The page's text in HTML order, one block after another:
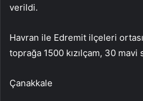
verildi.
Havran ile Edremit ilçeleri
toprağa 1500 kızılçam, 30 mavi
Çanakkale